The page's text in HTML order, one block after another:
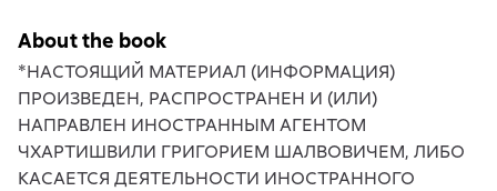
About the book
*НАСТОЯЩИЙ МАТЕРИАЛ (ИНФОРМАЦИЯ)
ПРОИЗВЕДЕН, РАСПРОСТРАНЕН И (ИЛИ)
НАПРАВЛЕН ИНОСТРАННЫМ АГЕНТОМ
ЧХАРТИШВИЛИ ГРИГОРИЕМ ШАЛВОВИЧЕМ, ЛИБО
КАСАЕТСЯ ДЕЯТЕЛЬНОСТИ ИНОСТРАННОГО